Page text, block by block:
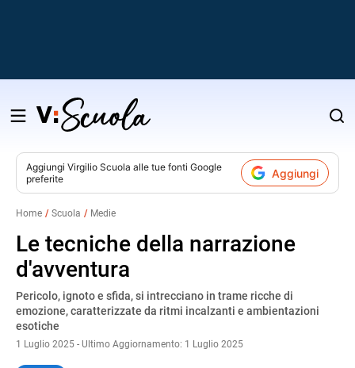
Salta
contenuto
Aggiungi Virgilio Scuola alle tue fonti Google
preferite
Aggiungi
Home Scuola Medie
Le tecniche della narrazione
d'avventura
Pericolo, ignoto e sfida, si intrecciano in trame ricche di
emozione, caratterizzate da ritmi incalzanti e ambientazioni
esotiche
1 Luglio 2025 - Ultimo Aggiornamento: 1 Luglio 2025